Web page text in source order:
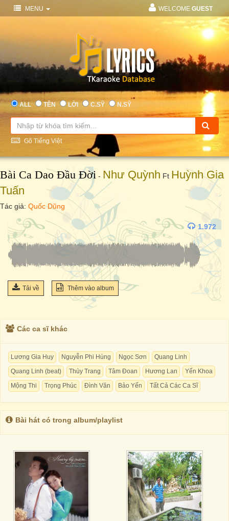
MENU WELCOME GUEST
ALL TÊN LỜI C.SỸ N.SỸ
Gõ Tiếng Việt
Bài Ca Dao Đầu Đời - Như Quỳnh Ft Huỳnh Gia
Tuấn
Tác giả: Quốc Dũng
1.972
Tải về Thêm vào album
Các ca sĩ khác
Lương Gia Huy Nguyễn Phi Hùng Ngọc Sơn
Quang Linh
Quang Linh (beat)
Thùy Trang Tâm Đoan Hương Lan
Yến Khoa
Mộng Thi
Trọng Phúc Đình Văn Bảo Yến Tất Cả Các Ca Sĩ
Bài hát có trong album/playlist